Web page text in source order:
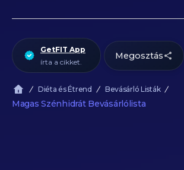
GetFIT App
írta a cikket.
Megosztás
Diéta és Étrend Bevásárló Listák
Magas Szénhidrát Bevásárlólista